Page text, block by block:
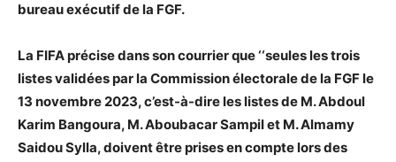
bureau exécutif de la FGF.
La FIFA précise dans son courrier que ‘‘seules les trois
listes validées par la Commission électorale de la FGF le
13 novembre 2023, c’est-à-dire les listes de M. Abdoul
Karim Bangoura, M. Aboubacar Sampil et M. Almamy
Saidou Sylla, doivent être prises en compte lors des